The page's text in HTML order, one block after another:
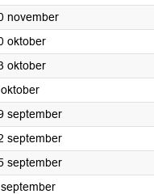
november2024
oktober2024
oktober2024
2024
september2024
september2024
september2024
2024